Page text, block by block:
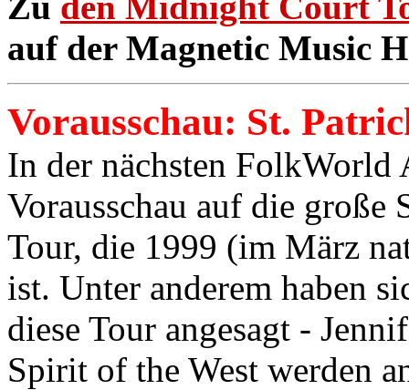
auf der Magnetic Music
Vorausschau: St.
In der nächsten FolkWorld
Vorausschau auf die große
Tour, die 1999 (im März
ist. Unter anderem haben
diese Tour angesagt -
Spirit of the West werden